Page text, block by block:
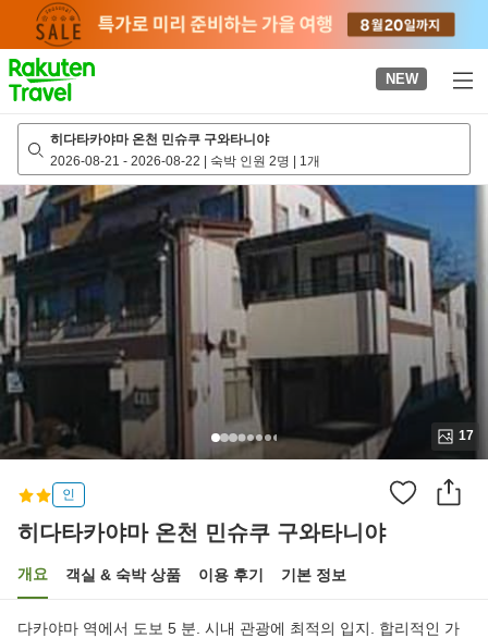
page
NEW
히다타카야마 온천 민슈쿠 구와타니야
2026-08-21 - 2026-08-22 | 숙박 인원 2명 | 1개
17
인
히다타카야마 온천 민슈쿠 구와타니야
개요 객실 & 숙박 상품 이용 후기 기본 정보
다카야마 역에서 도보 5 분. 시내 관광에 최적의 입지. 합리적인 가